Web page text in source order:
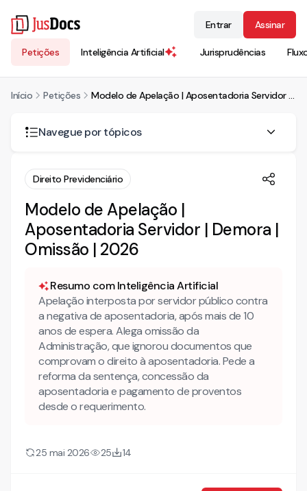
Petições Inteligência Artificial Jurisprudências
Entrar Assinar
Início Petições Modelo de Apelação | Aposentadoria Servidor | Demora | Omissão | 2026
Navegue por tópicos
A demora da Administração em conceder aposentadoria
requerida pelo servidor pode ser combatida por mandado
A declaração emitida pelo próprio Estado sobre o tempo
de contribuição é prova suficiente para o mandamus?
previdenciárias?
Como adaptar este modelo ao caso concreto antes de
protocolar?
Mais conteúdo jurídico
Conheça agora nossa INTELIGÊNCIA ARTIFICIAL!
RECURSO DE APELAÇÃO
I — OS FATOS
Direito Previdenciário
Modelo de Apelação |
Aposentadoria Servidor | Demora |
Omissão | 2026
Resumo com Inteligência Artificial
Apelação interposta por servidor público contra
a negativa de aposentadoria, após mais de 10
anos de espera. Alega omissão da
Administração, que ignorou documentos que
comprovam o direito à aposentadoria. Pede a
reforma da sentença, concessão da
aposentadoria e pagamento de proventos
desde o requerimento.
25 mai 2026 25 14